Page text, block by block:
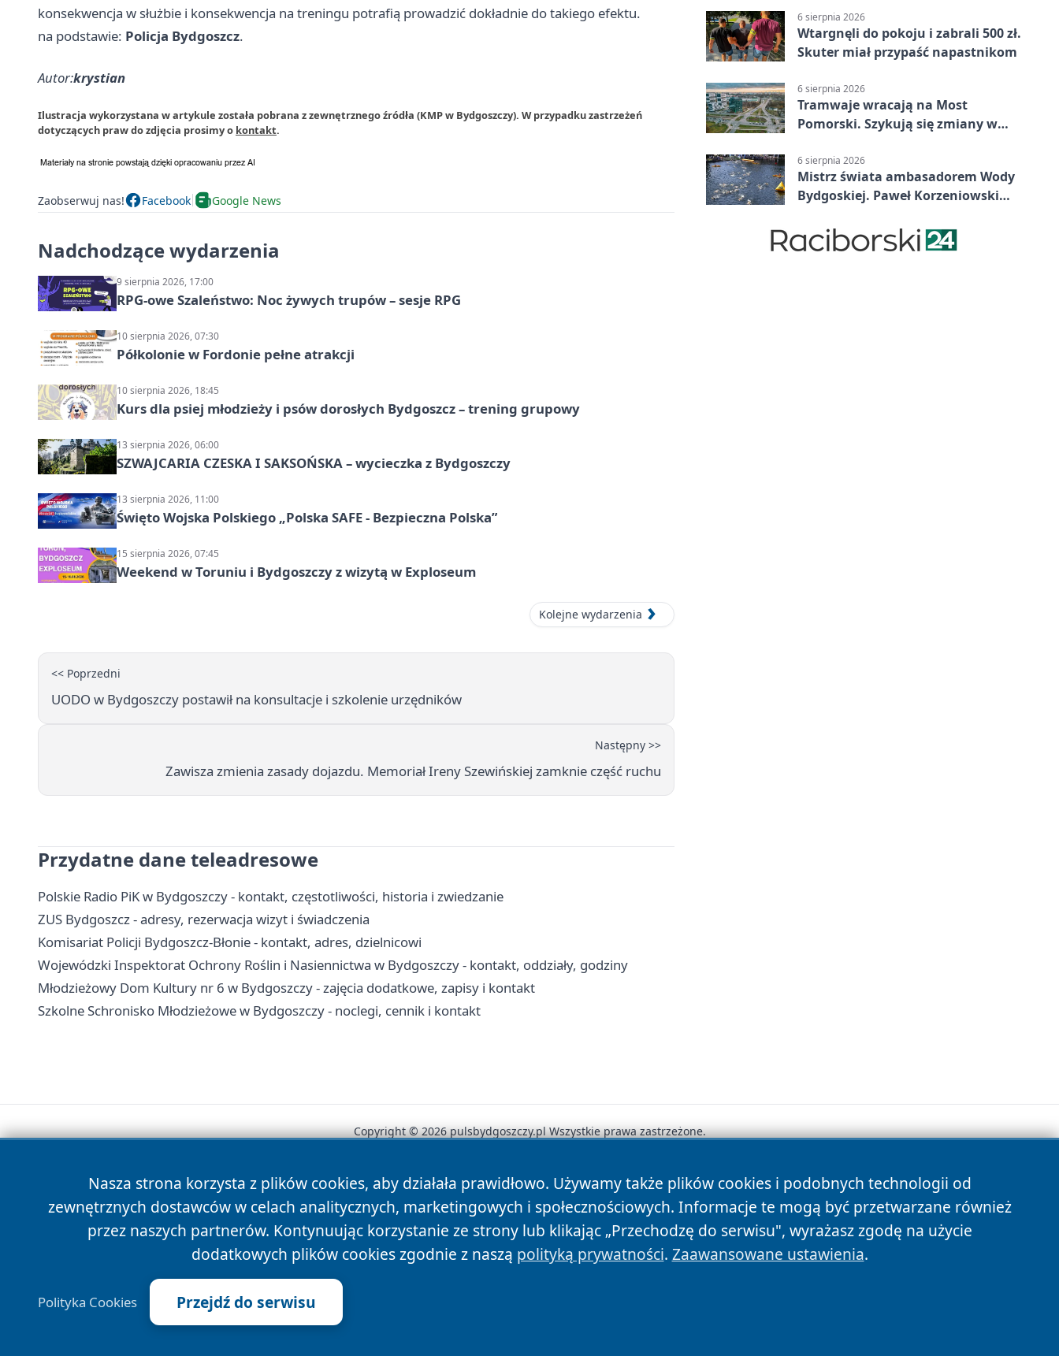
konsekwencja w służbie i konsekwencja na treningu potrafią prowadzić dokładnie do takiego efektu.
na podstawie: Policja Bydgoszcz.
Autor:krystian
Ilustracja wykorzystana w artykule została pobrana z zewnętrznego źródła (KMP w Bydgoszczy). W przypadku zastrzeżeń
dotyczących praw do zdjęcia prosimy o kontakt.
Zaobserwuj nas! Facebook Google News
Nadchodzące wydarzenia
9 sierpnia 2026, 17:00
RPG-owe Szaleństwo: Noc żywych trupów – sesje RPG
10 sierpnia 2026, 07:30
Półkolonie w Fordonie pełne atrakcji
10 sierpnia 2026, 18:45
Kurs dla psiej młodzieży i psów dorosłych Bydgoszcz – trening grupowy
13 sierpnia 2026, 06:00
SZWAJCARIA CZESKA I SAKSOŃSKA – wycieczka z Bydgoszczy
13 sierpnia 2026, 11:00
Święto Wojska Polskiego „Polska SAFE - Bezpieczna Polska”
15 sierpnia 2026, 07:45
Weekend w Toruniu i Bydgoszczy z wizytą w Exploseum
Kolejne wydarzenia
<< Poprzedni
UODO w Bydgoszczy postawił na konsultacje i szkolenie urzędników
Następny >>
Zawisza zmienia zasady dojazdu. Memoriał Ireny Szewińskiej zamknie część ruchu
Przydatne dane teleadresowe
Polskie Radio PiK w Bydgoszczy - kontakt, częstotliwości, historia i zwiedzanie
ZUS Bydgoszcz - adresy, rezerwacja wizyt i świadczenia
Komisariat Policji Bydgoszcz-Błonie - kontakt, adres, dzielnicowi
Wojewódzki Inspektorat Ochrony Roślin i Nasiennictwa w Bydgoszczy - kontakt, oddziały, godziny
Młodzieżowy Dom Kultury nr 6 w Bydgoszczy - zajęcia dodatkowe, zapisy i kontakt
Szkolne Schronisko Młodzieżowe w Bydgoszczy - noclegi, cennik i kontakt
6 sierpnia 2026
Wtargnęli do pokoju i zabrali 500 zł.
Skuter miał przypaść napastnikom
6 sierpnia 2026
Tramwaje wracają na Most
Pomorski. Szykują się zmiany w
6 sierpnia 2026
Mistrz świata ambasadorem Wody
Bydgoskiej. Paweł Korzeniowski
Nasza strona korzysta z plików cookies, aby działała prawidłowo. Używamy także plików cookies i podobnych technologii od
zewnętrznych dostawców w celach analitycznych, marketingowych i społecznościowych. Informacje te mogą być przetwarzane również
przez naszych partnerów. Kontynuując korzystanie ze strony lub klikając „Przechodzę do serwisu", wyrażasz zgodę na użycie
dodatkowych plików cookies zgodnie z naszą polityką prywatności. Zaawansowane ustawienia.
Polityka Cookies Przejdź do serwisu
Copyright © 2026 pulsbydgoszczy.pl Wszystkie prawa zastrzeżone.
News Autorzy Polityka Prywatności Polityka Cookies